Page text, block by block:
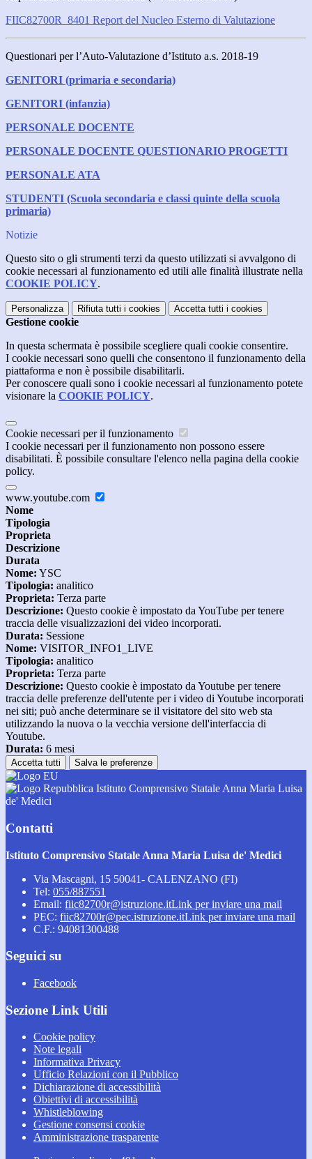
FIIC82700R_8401 Report del Nucleo Esterno di Valutazione
Questionari per l’Auto-Valutazione d’Istituto a.s. 2018-19
GENITORI (primaria e secondaria)
GENITORI (infanzia)
PERSONALE DOCENTE
PERSONALE DOCENTE QUESTIONARIO PROGETTI
PERSONALE ATA
STUDENTI (Scuola secondaria e classi quinte della scuola
primaria)
Notizie
Questo sito o gli strumenti terzi da questo utilizzati si avvalgono di
cookie necessari al funzionamento ed utili alle finalità illustrate nella
COOKIE POLICY.
Personalizza Rifiuta tutti i cookies Accetta tutti i cookies
Gestione cookie
In questa schermata è possibile scegliere quali cookie consentire.
I cookie necessari sono quelli che consentono il funzionamento della
piattaforma e non è possibile disabilitarli.
Per conoscere quali sono i cookie necessari al funzionamento potete
visionare la COOKIE POLICY.
Cookie necessari per il funzionamento
I cookie necessari per il funzionamento non possono essere
disabilitati. È possibile consultare l'elenco nella pagina della cookie
policy.
www.youtube.com
Nome
Tipologia
Proprieta
Descrizione
Durata
Nome: YSC
Tipologia: analitico
Proprieta: Terza parte
Descrizione: Questo cookie è impostato da YouTube per tenere
traccia delle visualizzazioni dei video incorporati.
Durata: Sessione
Nome: VISITOR_INFO1_LIVE
Tipologia: analitico
Proprieta: Terza parte
Descrizione: Questo cookie è impostato da Youtube per tenere
traccia delle preferenze dell'utente per i video di Youtube incorporati
nei siti; può anche determinare se il visitatore del sito web sta
utilizzando la nuova o la vecchia versione dell'interfaccia di
Youtube.
Durata: 6 mesi
Accetta tutti Salva le preferenze
Istituto Comprensivo Statale Anna Maria Luisa
de' Medici
Contatti
Istituto Comprensivo Statale Anna Maria Luisa de' Medici
Via Mascagni, 15 50041- CALENZANO (FI)
Tel: 055/887551
Email: fiic82700r@istruzione.itLink per inviare una mail
PEC: fiic82700r@pec.istruzione.itLink per inviare una mail
C.F.: 94081300488
Seguici su
Facebook
Sezione Link Utili
Cookie policy
Note legali
Informativa Privacy
Ufficio Relazioni con il Pubblico
Dichiarazione di accessibilità
Obiettivi di accessibilità
Whistleblowing
Gestione consensi cookie
Amministrazione trasparente